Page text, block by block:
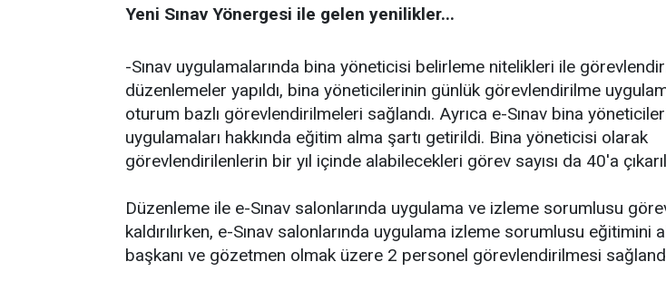
Yeni Sınav Yönergesi ile gelen yenilikler...
-Sınav uygulamalarında bina yöneticisi belirleme nitelikleri ile
düzenlemeler yapıldı, bina yöneticilerinin günlük görevlendirilme
oturum bazlı görevlendirilmeleri sağlandı. Ayrıca e-Sınav bina
uygulamaları hakkında eğitim alma şartı getirildi. Bina yöneticisi olarak
görevlendirilenlerin bir yıl içinde alabilecekleri görev sayısı da 40'a
Düzenleme ile e-Sınav salonlarında uygulama ve izleme sorumlusu
kaldırılırken, e-Sınav salonlarında uygulama izleme sorumlusu eğitimini
başkanı ve gözetmen olmak üzere 2 personel görevlendirilmesi